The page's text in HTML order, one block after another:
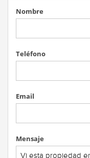
Nombre
Teléfono
Email
Mensaje